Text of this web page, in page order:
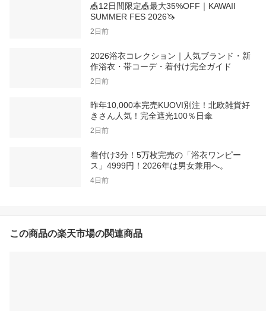
🎪12日間限定🎪最大35%OFF｜KAWAII
SUMMER FES 2026🦄
2日前
2026浴衣コレクション｜人気ブランド・新
作浴衣・帯コーデ・着付け完全ガイド
2日前
昨年10,000本完売KUOVI別注！北欧雑貨好
きさん人気！完全遮光100％日傘
2日前
着付け3分！5万枚完売の「浴衣ワンピー
ス」4999円！2026年は男女兼用へ。
4日前
この商品の楽天市場の関連商品